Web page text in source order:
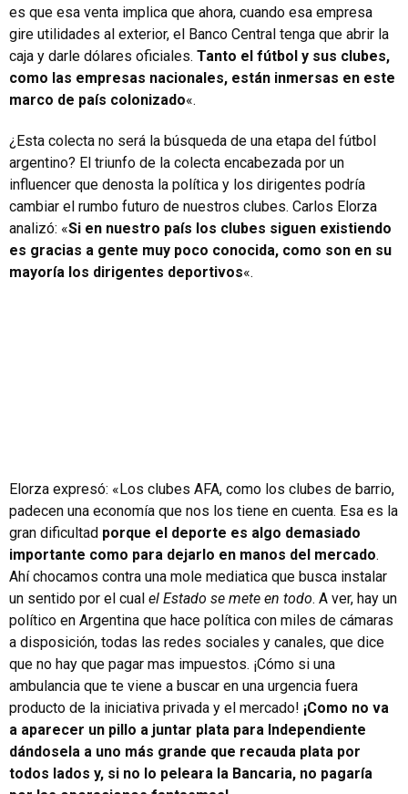
es que esa venta implica que ahora, cuando esa empresa
gire utilidades al exterior, el Banco Central tenga que abrir la
caja y darle dólares oficiales. Tanto el fútbol y sus clubes,
como las empresas nacionales, están inmersas en este
marco de país colonizado«.
¿Esta colecta no será la búsqueda de una etapa del fútbol
argentino? El triunfo de la colecta encabezada por un
influencer que denosta la política y los dirigentes podría
cambiar el rumbo futuro de nuestros clubes. Carlos Elorza
analizó: «Si en nuestro país los clubes siguen existiendo
es gracias a gente muy poco conocida, como son en su
mayoría los dirigentes deportivos«.
Elorza expresó: «Los clubes AFA, como los clubes de barrio,
padecen una economía que nos los tiene en cuenta. Esa es la
gran dificultad porque el deporte es algo demasiado
importante como para dejarlo en manos del mercado.
Ahí chocamos contra una mole mediatica que busca instalar
un sentido por el cual el Estado se mete en todo. A ver, hay un
político en Argentina que hace política con miles de cámaras
a disposición, todas las redes sociales y canales, que dice
que no hay que pagar mas impuestos. ¡Cómo si una
ambulancia que te viene a buscar en una urgencia fuera
producto de la iniciativa privada y el mercado! ¡Como no va
a aparecer un pillo a juntar plata para Independiente
dándosela a uno más grande que recauda plata por
todos lados y, si no lo peleara la Bancaria, no pagaría